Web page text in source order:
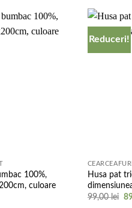
100%,
culoare
Reduceri!
Husa pat
99,00lei